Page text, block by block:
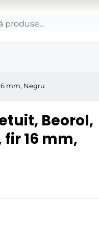
de vopsit si
mm, Negru
Beorol,
16 mm,